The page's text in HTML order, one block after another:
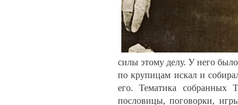
силы этому делу. У него
по крупицам искал и
его. Тематика собранных
пословицы, поговорки,